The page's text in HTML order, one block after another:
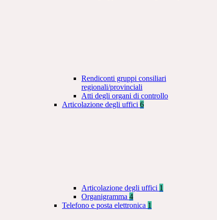
Rendiconti gruppi consiliari
regionali/provinciali
Atti degli organi di controllo
Articolazione degli uffici 6
Articolazione degli uffici 1
Organigramma 4
Telefono e posta elettronica 1